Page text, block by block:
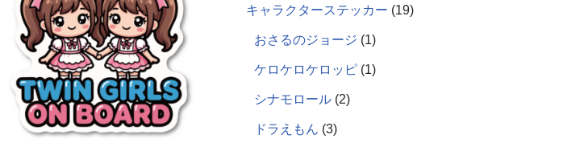
キャラクターステッカー 19
おさるのジョージ 1
ケロケロケロッピ 1
シナモロール 2
ドラえもん 3